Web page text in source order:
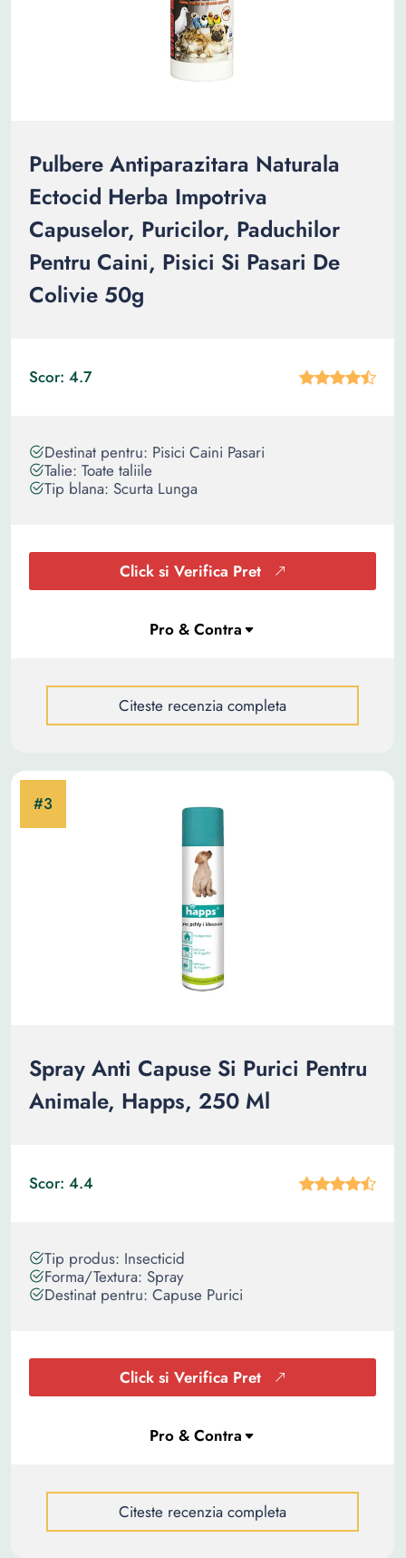
Pulbere Antiparazitara Naturala
Ectocid Herba Impotriva
Capuselor, Puricilor, Paduchilor
Pentru Caini, Pisici Si Pasari De
Colivie 50g
Scor: 4.7
Destinat pentru: Pisici Caini Pasari
Talie: Toate taliile
Tip blana: Scurta Lunga
Click si Verifica Pret
Citeste recenzia completa
Spray Anti Capuse Si Purici Pentru
Animale, Happs, 250 Ml
Scor: 4.4
Tip produs: Insecticid
Forma/Textura: Spray
Destinat pentru: Capuse Purici
Click si Verifica Pret
Citeste recenzia completa